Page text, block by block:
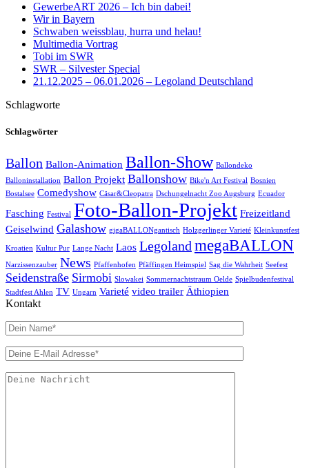
GewerbeART 2026 – Ich bin dabei!
Wir in Bayern
Schwaben weissblau, hurra und helau!
Multimedia Vortrag
Tobi im SWR
SWR – Silvester Special
21.12.2025 – 06.01.2026 – Legoland Deutschland
Schlagworte
Schlagwörter
Ballon Ballon-Animation Ballon-Show Ballondeko
Balloninstallation Ballon Projekt Ballonshow Bike'n Art Festival Bosnien
Bostalsee Comedyshow Cäsar&Cleopatra Dschungelnacht Zoo Augsburg Ecuador
Fasching Festival Foto-Ballon-Projekt Freizeitland
Geiselwind Galashow gigaBALLONgantisch Holzgerlinger Varieté Kleinkunstfest
Kroatien Kultur Pur Lange Nacht Laos Legoland megaBALLON
Narzissenzauber News Pfaffenhofen Pfäffingen Heimspiel Sag die Wahrheit Seefest
Seidenstraße Sirmobi Slowakei Sommernachtstraum Oelde Spielbudenfestival
Stadtfest Ahlen TV Ungarn Varieté video trailer Äthiopien
Kontakt